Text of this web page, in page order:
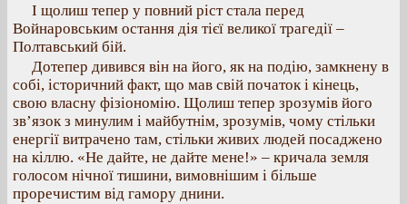
І щолиш тепер у повний ріст стала перед
Войнаровським остання дія тієї великої трагедії –
Полтавський бій.
Дотепер дивився він на його, як на подію, замкнену в
собі, історичний факт, що мав свій початок і кінець,
свою власну фізіономію. Щолиш тепер зрозумів його
зв’язок з минулим і майбутнім, зрозумів, чому стільки
енергії витрачено там, стільки живих людей посаджено
на кіллю. «Не дайте, не дайте мене!» – кричала земля
голосом нічної тишини, вимовнішим і більше
проречистим від гамору днини.